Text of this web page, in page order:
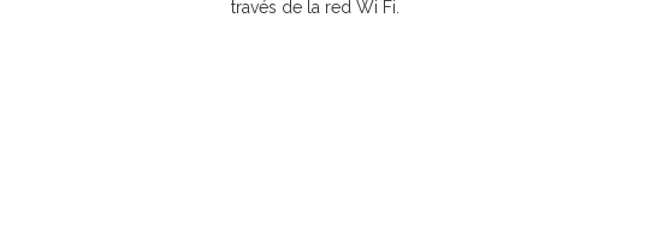
través de la red Wi Fi.